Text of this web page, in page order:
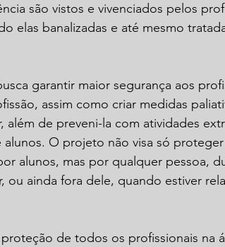
são vistos e vivenciados pelos
elas banalizadas e até mesmo
garantir maior segurança aos
assim como criar medidas
além de preveni-la com atividades
O projeto não visa só
alunos, mas por qualquer pessoa,
ou ainda fora dele, quando estiver
de todos os profissionais na